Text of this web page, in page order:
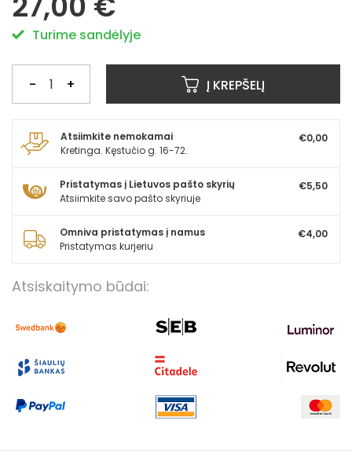
Turime sandėlyje
- + Į KREPŠELĮ
Atsiimkite nemokamai
Kretinga. Kęstučio g. 16-72.
€0,00
Pristatymas į Lietuvos pašto skyrių
Atsiimkite savo pašto skyriuje
€5,50
Omniva pristatymas į namus
Pristatymas kurjeriu
€4,00
Atsiskaitymo būdai: